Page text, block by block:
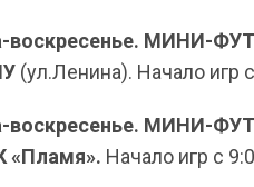
воскресенье. МИНИ-
(ул.Ленина). Начало игр
воскресенье. МИНИ-
«Пламя». Начало игр с